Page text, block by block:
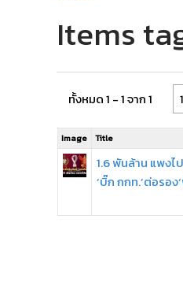
Items
ทั้งหมด 1 - 1 จาก 1
Image Title
1.6 พันล้าน แพงไ
‘บิ๊ก กกท.’ต่อรอง